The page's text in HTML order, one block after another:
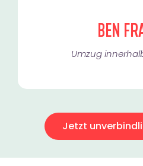
BEN
Umzug
Jetzt